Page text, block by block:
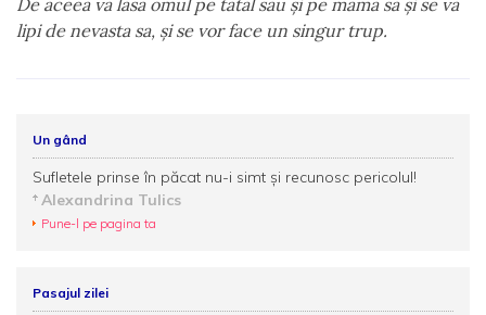
De aceea va lăsa omul pe tatăl său şi pe mama sa şi se va
lipi de nevasta sa, şi se vor face un singur trup.
Un gând
Sufletele prinse în păcat nu-i simt şi recunosc pericolul!
Alexandrina Tulics
Pune-l pe pagina ta
Pasajul zilei